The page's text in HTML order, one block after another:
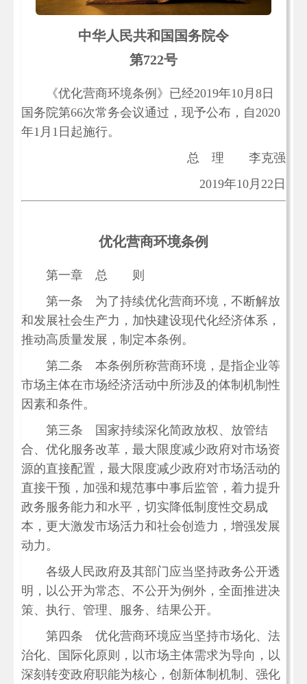
中华人民共和国国务院令
第722号
《优化营商环境条例》已经2019年10月8日
国务院第66次常务会议通过，现予公布，自2020
年1月1日起施行。
总 理 李克强
2019年10月22日
优化营商环境条例
第一章 总 则
第一条 为了持续优化营商环境，不断解放
和发展社会生产力，加快建设现代化经济体系，
推动高质量发展，制定本条例。
第二条 本条例所称营商环境，是指企业等
市场主体在市场经济活动中所涉及的体制机制性
因素和条件。
第三条 国家持续深化简政放权、放管结
合、优化服务改革，最大限度减少政府对市场资
源的直接配置，最大限度减少政府对市场活动的
直接干预，加强和规范事中事后监管，着力提升
政务服务能力和水平，切实降低制度性交易成
本，更大激发市场活力和社会创造力，增强发展
动力。
各级人民政府及其部门应当坚持政务公开透
明，以公开为常态、不公开为例外，全面推进决
策、执行、管理、服务、结果公开。
第四条 优化营商环境应当坚持市场化、法
治化、国际化原则，以市场主体需求为导向，以
深刻转变政府职能为核心，创新体制机制、强化